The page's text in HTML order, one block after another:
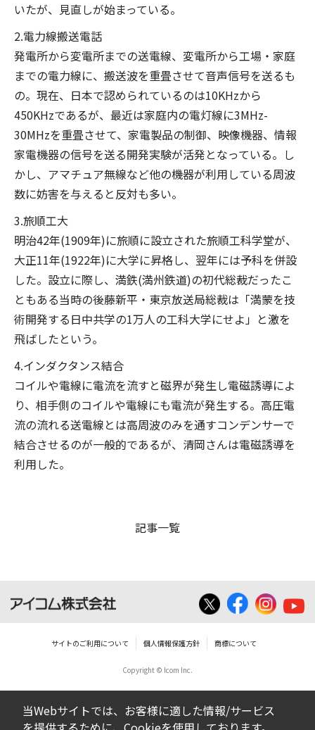
いたが、見直しが始まっている。
2.電力線搬送電話
発電所から変電所までの送電線、変電所から工場・家庭
までの電力線に、搬送波を重畳させて音声信号を送るも
の。現在、日本で認められているのは10KHzから
450KHzであるが、最近は家庭内の電灯線に3MHz-
30MHzを重畳させて、家電製品の制御、映像機器、情報
家電機器の信号を送る開発実験が活発となっている。し
かし、アマチュア無線など他の機器が利用している周波
数に妨害を与えると反対も多い。
3.旅順工大
明治42年(1909年)に旅順に設立された旅順工科学堂が、
大正11年(1922年)に大学に昇格し、翌年には予科を併設
した。設立に際し、満鉄(満州鉄道)の初代総裁だったこ
ともある当時の後藤新平・東京放送局総裁は「満蒙を技
術開発する日中共学の1万人の工科大学にせよ」と激を
飛ばしたという。
4.インダクタンス結合
コイルや電線に電流を流すと磁界が発生し電磁誘導によ
り、相手側のコイルや電線にも電流が発生する。高圧電
流の流れる送電線とは高周波のみを通すコンデンサーで
結合させるのが一般的であるが、清岡さんは電磁誘導を
利用した。
記事一覧
サイトのご利用について 個人情報保護方針 商標について
Copyright © Icom Inc.
当Webサイトでは、お客様に適した情報/サービス